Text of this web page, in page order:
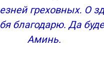
греховных. О
благодарю. Да
Аминь.